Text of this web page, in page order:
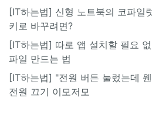
[IT하는법] 신형 노트북의 코파일
키로 바꾸려면?
[IT하는법] 따로 앱 설치할 필요
파일 만드는 법
[IT하는법] "전원 버튼 눌렀는데
전원 끄기 이모저모